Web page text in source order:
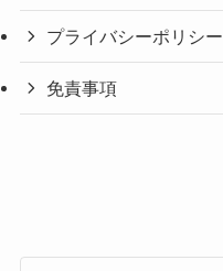
プライバシーポリシー
免責事項